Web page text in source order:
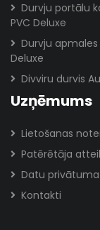
Durvju portālu
PVC Deluxe
Durvju apmales
Deluxe
Divviru durvis
Uzņēmums
Lietošanas
Patērētāja
Datu
Kontakti